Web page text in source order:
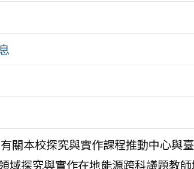
關本校探究與實作課程推動中心與
域探究與實作在地能源跨科議題教